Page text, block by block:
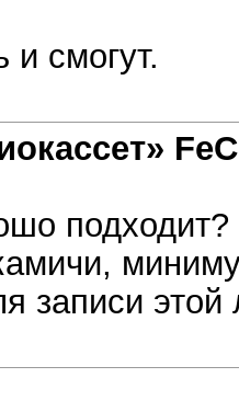
и смогут.
подходит?
записи